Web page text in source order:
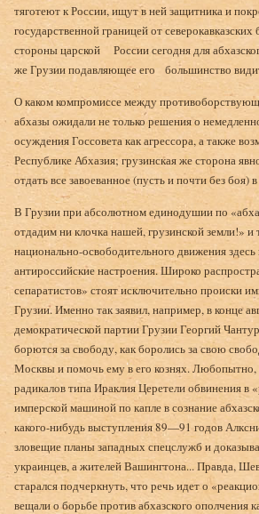
тяго­теют к России, ищут в ней защитника и
государственной границей от
стороны царской России сегодня для
же Грузии подавляющее его большинство
О каком компромиссе между
абхазы ожидали не только решения о
осуждения Госсовета как агрессора, а также
Республике Абхазия; грузинская же сторона
отдать все завоеванное (пусть и почти без боя)
В Грузии при абсолютном единодушии по
отдадим ни клочка нашей, грузинской земли!»
национально-освободительного движения
антироссийские настроения. Широко
сепаратистов» стоят исключительно происки
Грузии. Именно так заявил, например, в конце
демократической партии Грузии Георгий
борются за свободу, как боролись за свою
Москвы и помочь ему в его кознях.
радикалов типа Ираклия Церетели обвинения в
имперской машиной по капле в сознание
какого-нибудь выступления 89—91 годов
зловещие планы западных спецслужб и
украинцев, а жителей Вашингтона... Правда,
старался подчеркнуть, что речь идет о
вещали о борьбе против абхазского ополчения